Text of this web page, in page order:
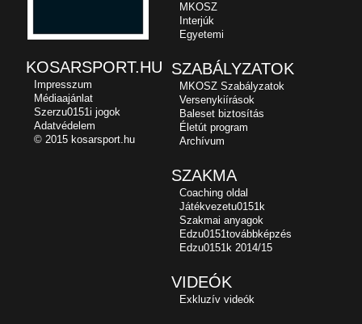
MKOSZ
Interjúk
Egyetemi
SZABÁLYZATOK
MKOSZ Szabályzatok
Versenykiírások
Baleset biztosítás
Életút program
Archívum
SZAKMA
Coaching oldal
Játékvezetu0151k
Szakmai anyagok
Edzu0151továbbképzés
Edzu0151k 2014/15
VIDEÓK
Exkluzív videók
KOSARSPORT.HU
Impresszum
Médiaajánlat
Szerzu0151i jogok
Adatvédelem
© 2015 kosarsport.hu